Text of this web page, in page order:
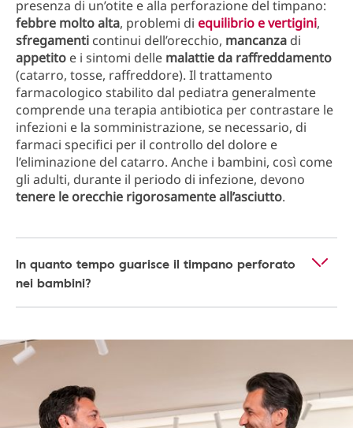
presenza di un’otite e alla perforazione del timpano:
febbre molto alta, problemi di equilibrio e vertigini,
sfregamenti continui dell’orecchio, mancanza di
appetito e i sintomi delle malattie da raffreddamento
(catarro, tosse, raffreddore). Il trattamento
farmacologico stabilito dal pediatra generalmente
comprende una terapia antibiotica per contrastare le
infezioni e la somministrazione, se necessario, di
farmaci specifici per il controllo del dolore e
l’eliminazione del catarro. Anche i bambini, così come
gli adulti, durante il periodo di infezione, devono
tenere le orecchie rigorosamente all’asciutto.
In quanto tempo guarisce il timpano perforato
nei bambini?